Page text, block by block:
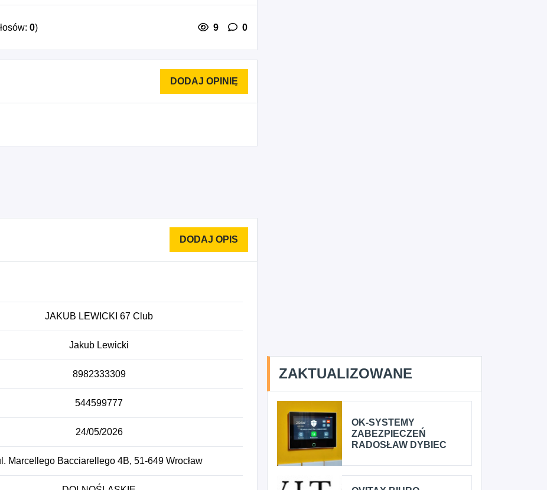
związane.
0) 9 0
JAKUB LEWICKI 67 Club
Jakub Lewicki
8982333309
544599777
24/05/2026
Marcellego Bacciarellego 4B, 51-649 Wrocław
ZAKTUALIZOWANE
OK-SYSTEMY
ZABEZPIECZEŃ
RADOSŁAW DYBIEC